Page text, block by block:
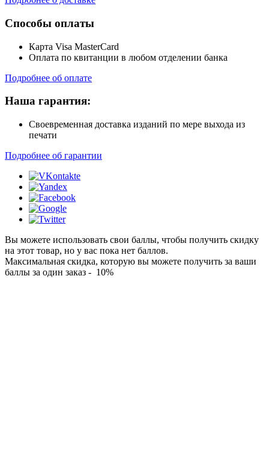
Способы оплаты
Карта Visa MasterCard
Оплата по квитанции в любом отделении банка
Подробнее об оплате
Наша гарантия:
Своевременная доставка изданий по мере выхода из
печати
Подробнее об гарантии
Вы можете использовать свои баллы, чтобы получить скидку
на этот товар, но у вас пока нет баллов.
Максимальная скидка, которую вы можете получить за ваши
баллы за один заказ - 10%